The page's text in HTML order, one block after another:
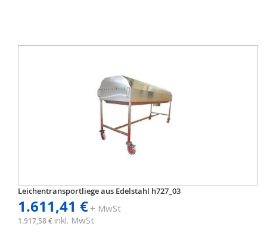
Leichentransportliege aus Edelstahl h727_03
1.611,41 €+ MwSt
1.917,58 € inkl. MwSt